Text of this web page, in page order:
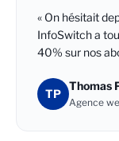
« On hésitait
InfoSwitch a
40% sur nos
TP
Thomas
Agence